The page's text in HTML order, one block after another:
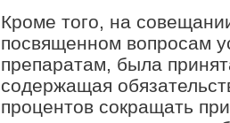
Кроме того, на
посвященном вопросам
препаратам, была
содержащая
процентов сокращать